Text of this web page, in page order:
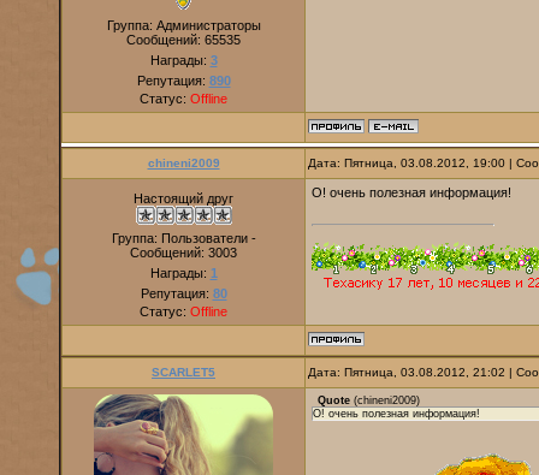
Группа: Администраторы
Сообщений: 65535
Награды: 3
Репутация: 890
Статус: Offline
chineni2009 Дата: Пятница, 03.08.2012, 19:00 |
Настоящий друг
Группа: Пользователи -
Сообщений: 3003
Награды: 1
Репутация: 80
Статус: Offline
О! очень полезная информация!
SCARLET5 Дата: Пятница, 03.08.2012, 21:02 |
Quote (chineni2009)
О! очень полезная информация!